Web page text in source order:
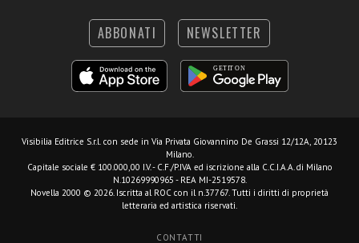
ABBONATI NEWSLETTER
Visibilia Editrice S.r.l. con sede in Via Privata Giovannino De Grassi 12/12A, 20123
Milano.
Capitale sociale € 100.000,00 I.V. - C.F./P.IVA ed iscrizione alla C.C.I.A.A. di Milano
N.10269990965 - REA MI-2519578.
Novella 2000 © 2026. Iscritta al ROC con il n.37767. Tutti i diritti di proprietà
letteraria ed artistica riservati.
CONTATTI